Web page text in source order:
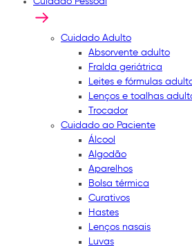
Cuidado Adulto
Absorvente adulto
Fralda geriátrica
Leites e fórmulas
Lenços e toalhas
Trocador
Cuidado ao Paciente
Álcool
Algodão
Aparelhos
Bolsa térmica
Curativos
Hastes
Lenços nasais
Luvas